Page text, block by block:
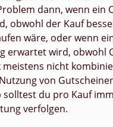
dann, wenn ein
obwohl der Kauf
wäre, oder wenn
erwartet wird, obwohl
meistens nicht
von
solltest du pro Kauf
verfolgen.